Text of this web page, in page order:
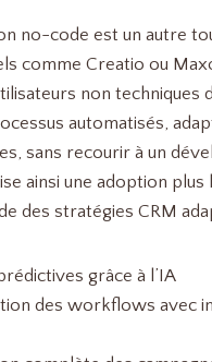
no-code est un autre
comme Creatio ou
non techniques
automatisés,
sans recourir à un
ainsi une adoption plus
des stratégies CRM
grâce à l’IA
des workflows avec